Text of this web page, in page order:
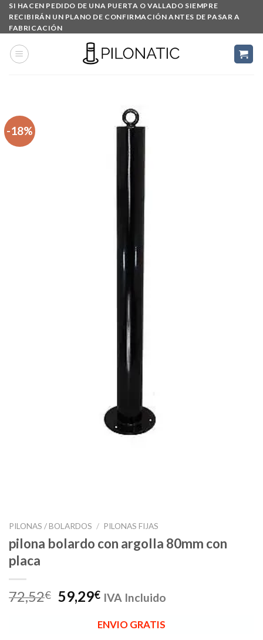
Skip
content
SI HACEN PEDIDO DE UNA PUERTA O VALLADO SIEMPRE
RECIBIRÁN UN PLANO DE CONFIRMACIÓN ANTES DE PASAR A
FABRICACIÓN
-18%
PILONAS / BOLARDOS / PILONAS FIJAS
pilona bolardo con argolla 80mm con
placa
72,52€ El
precio
original
59,29€El
actual
IVA Incluido
ENVIO GRATIS